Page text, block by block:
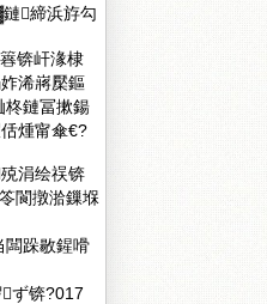
締浜斿勾
锛屽湪棣
浠嶈檿鏂
柊鏈冨摗鍚
煄甯傘€?
涓绘祦锛
閬撴湁鏁堢
闆跺敭鍟嗗
ず锛?017